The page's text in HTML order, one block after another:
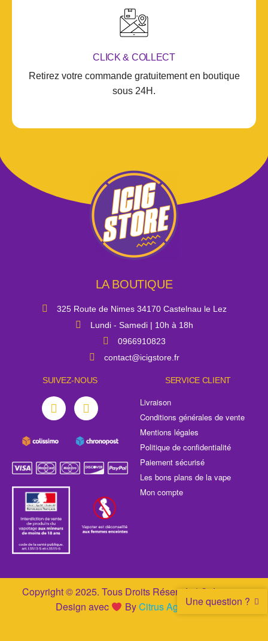
CLICK & COLLECT
Retirez votre commande gratuitement en boutique
sous 24H.
LA BOUTIQUE
325 Route de Nimes 34170 Castelnau le Lez
Lundi - Samedi | 10h à 18h
0966910823
contact@icigstore.fr
SUIVEZ-NOUS SERVICE CLIENT
Livraison
Conditions générales de vente
Mentions légales
Politique de confidentialité
Paiement sécurisé
Les bons plans de la vape
Mon compte
Copyright © 2025. Tous Droits Réservés | Création &
Design avec
ByCitrus AgenceUne question ?